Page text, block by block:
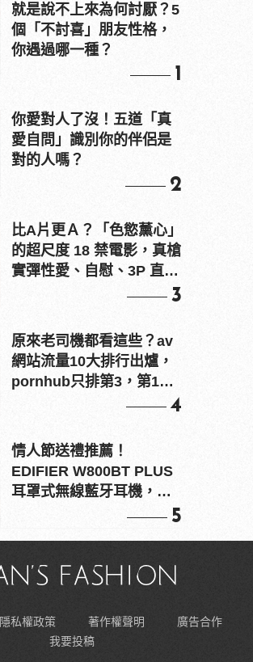
就是說不上來為何討厭？5
個「不討喜」朋友性格，
你遇過哪一種？
1
你愛對人了沒！五道「真
愛自問」識別你的伴侶是
對的人嗎？
2
比A片更Ａ？「色慾薰心」
的超尺度 18 禁電影，真槍
實彈性愛、自慰、3P 直接
3
原來老司機都看這些？av
網站流量10大排行出爐，
pornhub只排第3，第1名
4
情人節送禮推薦！
EDIFIER W800BT PLUS
耳罩式無線藍牙耳機，在
5
隱私權政策 著作權聲明
廣告合作
我要投稿